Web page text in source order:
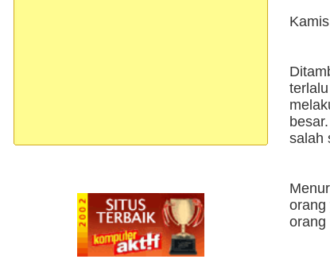
salah
orang
orang